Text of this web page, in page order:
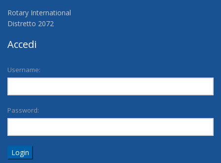
Rotary International
Distretto 2072
Accedi
Username:
Password:
Login